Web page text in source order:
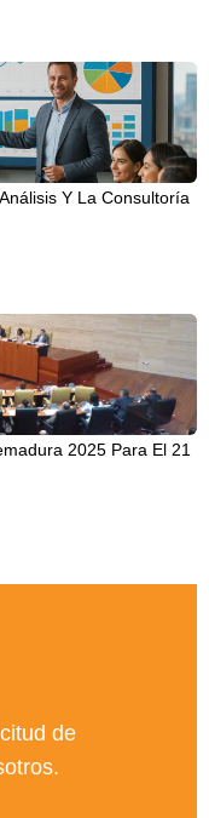
Y La Consultoría
2025 Para El 21
de